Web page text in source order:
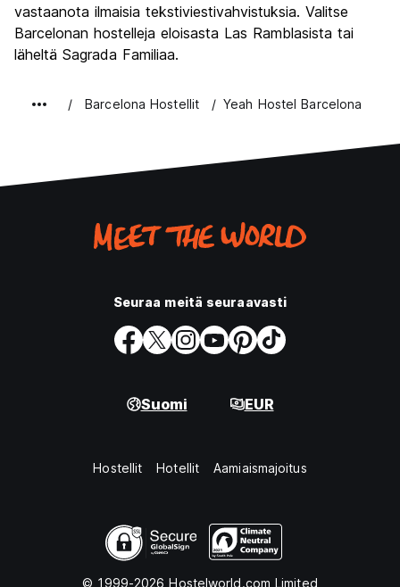
Rahanarvoinen
vastaanota ilmaisia tekstiviestivahvistuksia. Valitse
Barcelonan hostelleja eloisasta Las Ramblasista tai
läheltä Sagrada Familiaa.
Barcelona Hostellit Yeah Hostel Barcelona
Seuraa meitä seuraavasti
Suomi EUR
Hostellit Hotellit Aamiaismajoitus
© 1999-2026 Hostelworld.com Limited